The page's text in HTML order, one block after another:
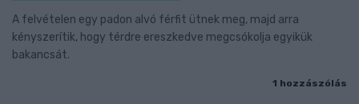
A felvételen egy padon alvó férfit ütnek meg, majd arra
kényszerítik, hogy térdre ereszkedve megcsókolja egyikük
bakancsát.
1 hozzászólás